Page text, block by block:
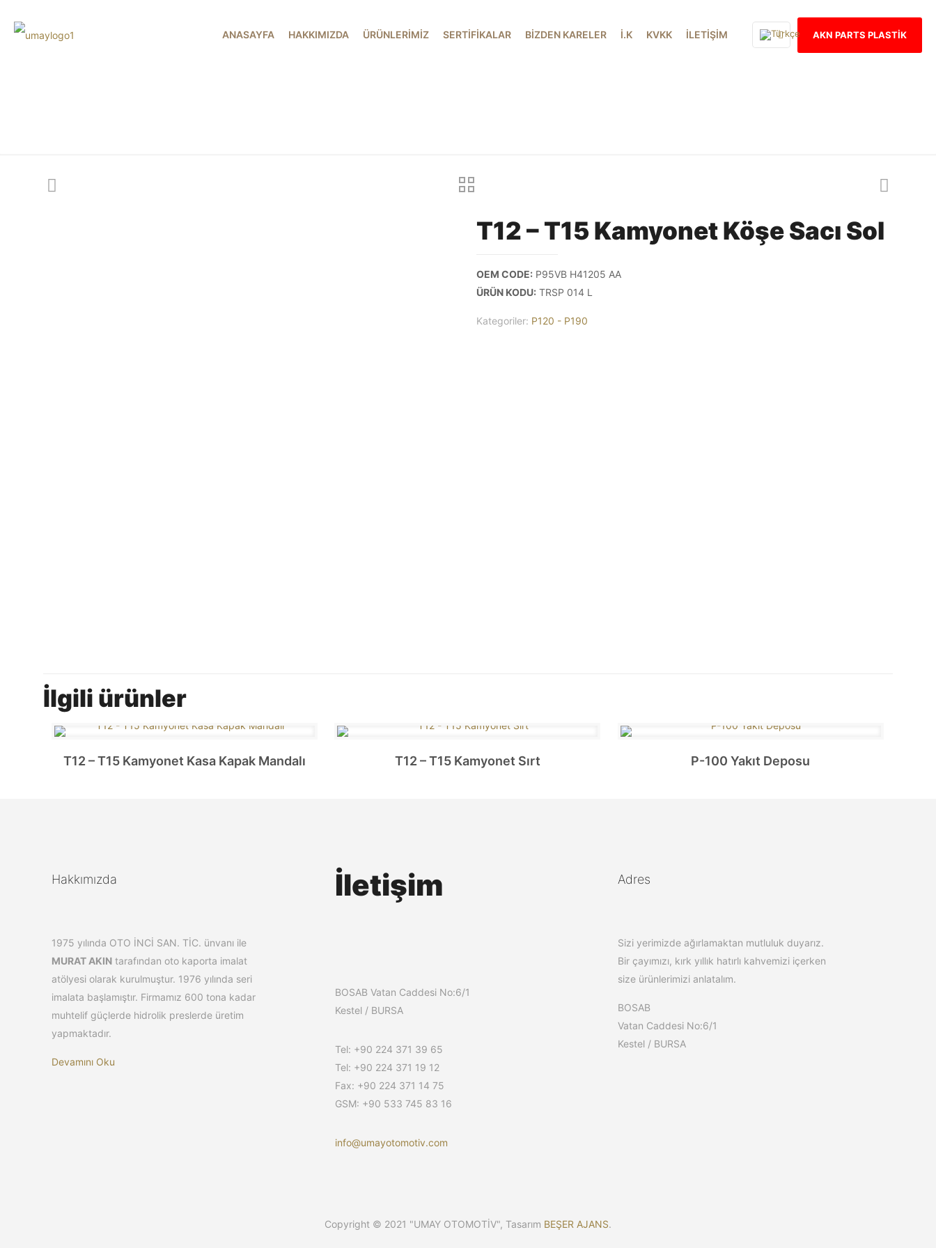
ANASAYFA HAKKIMIZDA ÜRÜNLERİMİZ SERTİFİKALAR BİZDEN KARELER İ.K KVKK İLETİŞİM AKN PARTS PLASTİK
T12 – T15 Kamyonet Köşe Sacı Sol
OEM CODE: P95VB H41205 AA
ÜRÜN KODU: TRSP 014 L
Kategoriler: P120 - P190
İlgili ürünler
T12 – T15 Kamyonet Kasa Kapak Mandalı T12 – T15 Kamyonet Sırt P-100 Yakıt Deposu
Hakkımızda
1975 yılında OTO İNCİ SAN. TİC. ünvanı ile
MURAT AKIN tarafından oto kaporta imalat
atölyesi olarak kurulmuştur. 1976 yılında seri
imalata başlamıştır. Firmamız 600 tona kadar
muhtelif güçlerde hidrolik preslerde üretim
yapmaktadır.
Devamını Oku
İletişim
BOSAB Vatan Caddesi No:6/1
Kestel / BURSA
Tel: +90 224 371 39 65
Tel: +90 224 371 19 12
Fax: +90 224 371 14 75
GSM: +90 533 745 83 16
info@umayotomotiv.com
Adres
Sizi yerimizde ağırlamaktan mutluluk duyarız.
Bir çayımızı, kırk yıllık hatırlı kahvemizi içerken
size ürünlerimizi anlatalım.
BOSAB
Vatan Caddesi No:6/1
Kestel / BURSA
Copyright © 2021 "UMAY OTOMOTİV", Tasarım BEŞER AJANS.